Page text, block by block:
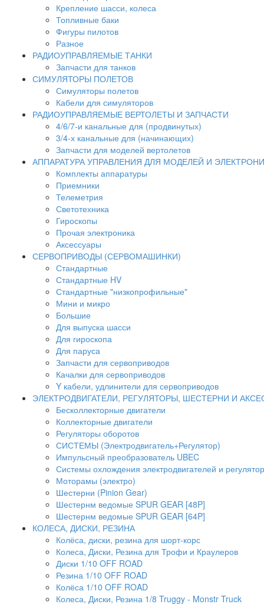
Крепление шасси, колеса
Топливные баки
Фигуры пилотов
Разное
РАДИОУПРАВЛЯЕМЫЕ ТАНКИ
Запчасти для танков
СИМУЛЯТОРЫ ПОЛЕТОВ
Симуляторы полетов
Кабели для симуляторов
РАДИОУПРАВЛЯЕМЫЕ ВЕРТОЛЕТЫ И ЗАПЧАСТИ
4/6/7-и канальные для (продвинутых)
3/4-х канальные для (начинающих)
Запчасти для моделей вертолетов
АППАРАТУРА УПРАВЛЕНИЯ ДЛЯ МОДЕЛЕЙ И
Комплекты аппаратуры
Приемники
Телеметрия
Светотехника
Гироскопы
Прочая электроника
Аксессуары
СЕРВОПРИВОДЫ (СЕРВОМАШИНКИ)
Стандартные
Стандартные HV
Стандартные "низкопрофильные"
Мини и микро
Большие
Для выпуска шасси
Для гироскопа
Для паруса
Запчасти для сервоприводов
Качалки для сервоприводов
Y кабели, удлинители для сервоприводов
ЭЛЕКТРОДВИГАТЕЛИ, РЕГУЛЯТОРЫ, ШЕСТЕРНИ И
Бесколлекторные двигатели
Коллекторные двигатели
Регуляторы оборотов
СИСТЕМЫ (Электродвигатель+Регулятор)
Импульсный преобразователь UBEC
Системы охлождения электродвигателей и
Моторамы (электро)
Шестерни (Pinion Gear)
Шестернм ведомые SPUR GEAR [48P]
Шестернм ведомые SPUR GEAR [64P]
КОЛЕСА, ДИСКИ, РЕЗИНА
Колёса, диски, резина для шорт-корс
Колеса, Диски, Резина для Трофи и Краулеров
Диски 1/10 OFF ROAD
Резина 1/10 OFF ROAD
Колёса 1/10 OFF ROAD
Колеса, Диски, Резина 1/8 Truggy - Monstr Truck